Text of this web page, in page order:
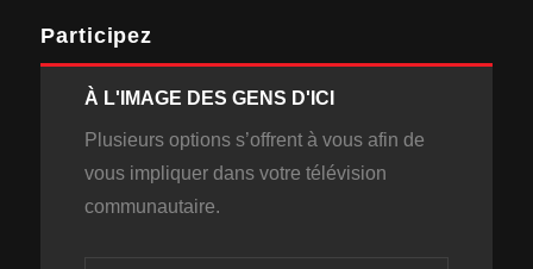
Participez
À L'IMAGE DES GENS D'ICI
Plusieurs options s’offrent à vous afin de
vous impliquer dans votre télévision
communautaire.